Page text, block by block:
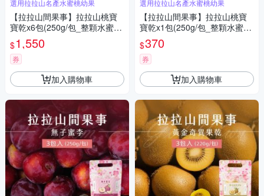
選用拉拉山名產水蜜桃幼果
【拉拉山間果事】拉拉山桃寶
寶乾x6包(250g/包_整顆水蜜桃
粒)
$1,550
券
加入購物車
選用拉拉山名產水蜜桃幼果
【拉拉山間果事】拉拉山桃寶
寶乾x1包(250g/包_整顆水蜜桃
粒)
$370
券
加入購物車